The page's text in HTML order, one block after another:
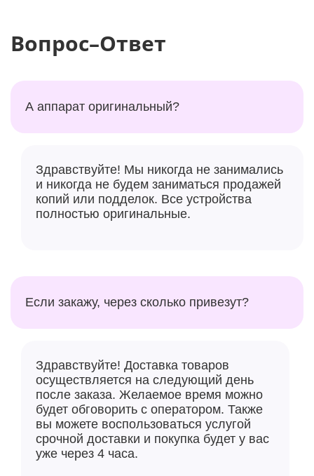
голосом или через мобильное приложение Mijia.
Совместимость с голосовыми командами XiaoAI
необходимости вставать с места, а мобильное
приложение Mijia дает возможность управлять
вентилятором удаленно и создавать
персонализированные настройки в соответствии с
Вопрос–Ответ
А аппарат оригинальный?
Здравствуйте! Мы никогда не занимались
и никогда не будем заниматься продажей
копий или подделок. Все устройства
полностью оригинальные.
Если закажу, через сколько привезут?
Здравствуйте! Доставка товаров
осуществляется на следующий день
после заказа. Желаемое время можно
будет обговорить с оператором. Также
вы можете воспользоваться услугой
срочной доставки и покупка будет у вас
уже через 4 часа.